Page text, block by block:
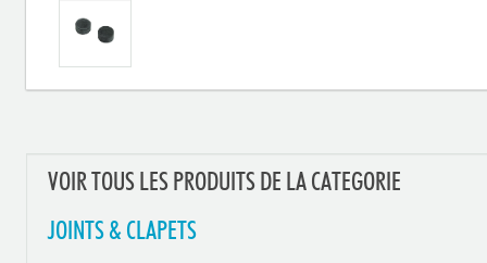
VOIR TOUS LES PRODUITS DE LA CATEGORIE
JOINTS & CLAPETS